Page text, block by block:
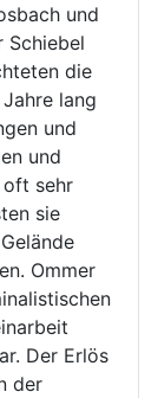
und
Schiebel
die
lang
und
und
oft sehr
sie
Ommer
Der Erlös
der